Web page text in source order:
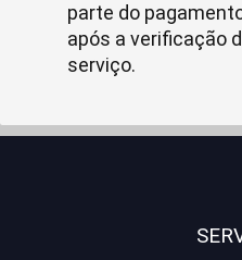
parte do
após a verificação
serviço.